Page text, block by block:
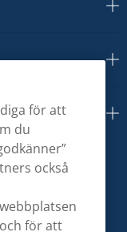
för att
du
också
för att